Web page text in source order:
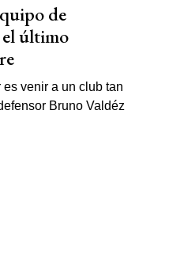
de
último